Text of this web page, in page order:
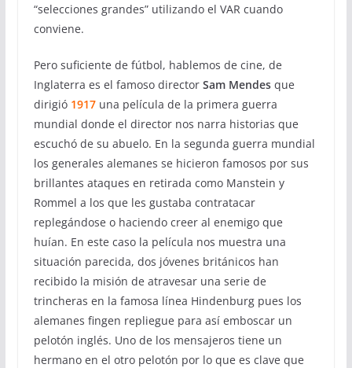
“selecciones grandes” utilizando el VAR cuando
conviene.
Pero suficiente de fútbol, hablemos de cine, de
Inglaterra es el famoso director Sam Mendesque
dirigió 1917 una película de la primera guerra
mundial donde el director nos narra historias que
escuchó de su abuelo. En la segunda guerra mundial
los generales alemanes se hicieron famosos por sus
brillantes ataques en retirada como Manstein y
Rommel a los que les gustaba contratacar
replegándose o haciendo creer al enemigo que
huían. En este caso la película nos muestra una
situación parecida, dos jóvenes británicos han
recibido la misión de atravesar una serie de
trincheras en la famosa línea Hindenburg pues los
alemanes fingen repliegue para así emboscar un
pelotón inglés. Uno de los mensajeros tiene un
hermano en el otro pelotón por lo que es clave que